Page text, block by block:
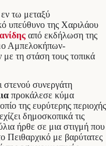
τω μεταξύ
υπεύθυνο της Χαριλάου
από εκδήλωση της
Αμπελοκήπων-
τη στάση τους τοπικά
συνεργάτη
προκάλεσε κύμα
της ευρύτερης περιοχής
δημοσκοπικά τις
ήρθε σε μια στιγμή που
Πειθαρχικό με βαρύτατες